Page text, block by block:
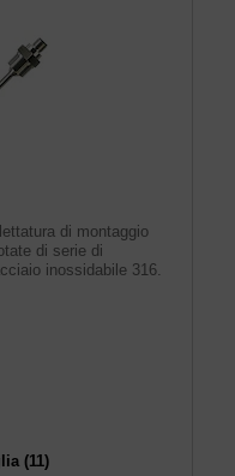
di montaggio
di serie di
inossidabile 316.
(11)